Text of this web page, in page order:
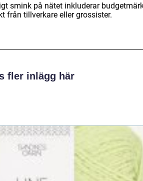
smink på nätet inkluderar
från tillverkare eller grossister.
fler inlägg här